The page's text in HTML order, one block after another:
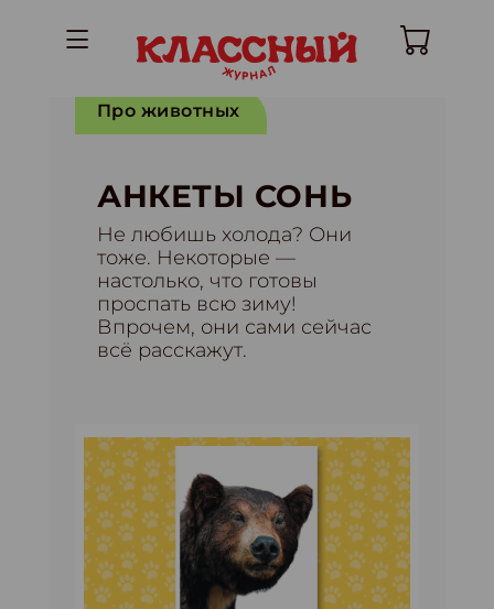
Про животных
АНКЕТЫ СОНЬ
Не любишь холода? Они
тоже. Некоторые —
настолько, что готовы
проспать всю зиму!
Впрочем, они сами сейчас
всё расскажут.